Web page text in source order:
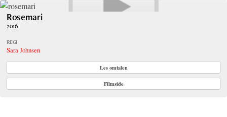
Rosemari
2016
REGI
Sara Johnsen
Les omtalen
Filmside